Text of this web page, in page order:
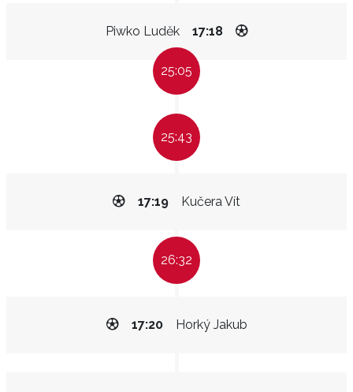
Piwko Luděk 17:18
25:05
25:43
Kučera Vít
17:19
26:32
Horký Jakub
17:20